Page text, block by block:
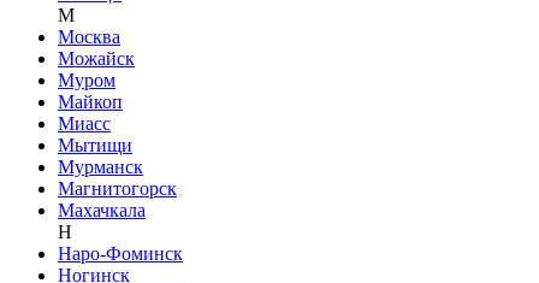
М
Москва
Можайск
Муром
Майкоп
Миасс
Мытищи
Мурманск
Магнитогорск
Махачкала
Н
Наро-Фоминск
Ногинск